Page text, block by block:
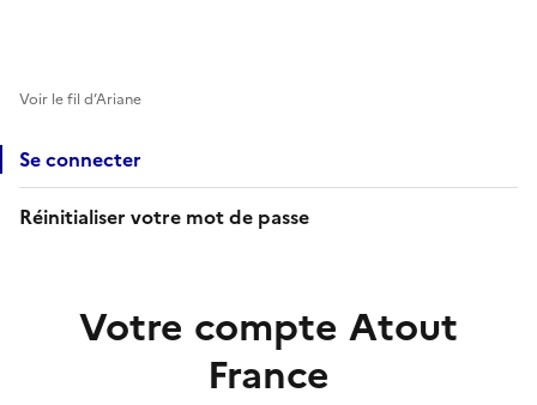
Voir le fil d’Ariane
Se connecter
Réinitialiser votre mot de passe
Votre compte Atout
France